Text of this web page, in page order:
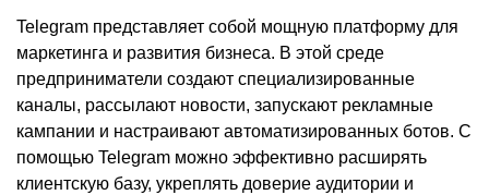
Telegram представляет собой мощную платформу для
маркетинга и развития бизнеса. В этой среде
предприниматели создают специализированные
каналы, рассылают новости, запускают рекламные
кампании и настраивают автоматизированных ботов. С
помощью Telegram можно эффективно расширять
клиентскую базу, укреплять доверие аудитории и